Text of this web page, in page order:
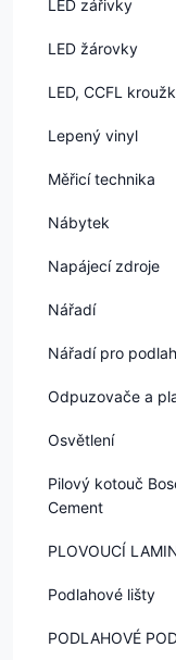
LED zářivky
LED žárovky
LED, CCFL
Lepený vinyl
Měřicí technika
Nábytek
Napájecí zdroje
Nářadí
Nářadí pro
Odpuzovače a
Osvětlení
Pilový kotouč
Cement
PLOVOUCÍ
Podlahové lišty
PODLAHOVÉ